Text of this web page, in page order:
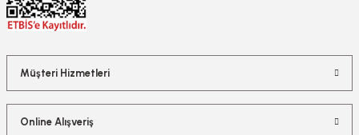
Müşteri Hizmetleri
Online Alışveriş